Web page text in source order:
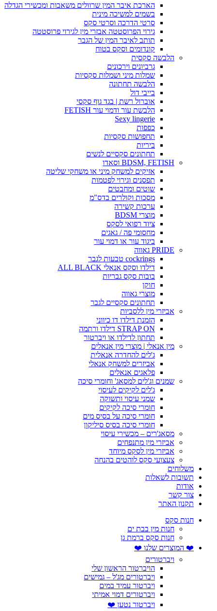
הארכת איבר המין שרוולים משאבות ומכשירי הגדלה
בשמים למשיכה מינית
סרטי הדרכה וסרטי סקס
גירוי הפרוסטטה אבזרי מין לגירוי פרוסטטה
תותב לאיבר המין של הגבר
קונדומים וסקס בטוח
הלבשה סקסית
גרביונים וירכונים
שמלות מיני ושמלות סקסיות
הלבשה תחתונה
בייבי דול
אוברול רשת | בגד גוף סקסי
הלבשת עור ודמוי עור FETISH
Sexy lingerie
כפפות
תחפושות סקסיות
ביריות
תחתונים סקסיים לנשים
BDSM, FETISH וסאדו
אזיקים למשחק מיני או משחקי שליטה
תפסנים וגירוי לפטמות
שוטים ומחבטים
מסכות וקולרים בדס"מ
ערכות קשירה
מוצרי BDSM
ציוד רפואי לסקס
מחסומי פה / גאגים
ביגוד עור או דמוי עור
PRIDE גאווה
cockrings טבעות לגבר
דילדו וסקס אנאלי ALL BLACK
בובות סקס גבריות
חוקן
מוצרי גאווה
תחתונים סקסיים לגבר
אביזרי מין ללסביות
הזמנת דילדו דו כיווני
STRAP ON דילדו ורתמה
תחתון לדילדו או ויברטור
מין אנאלי | מוצרי מין אנאלים
ג'לים להחדרה אנאלית
אביזרים למשחק אנאלי
פלאגים אנאלים
שמנים וג'לים למסאג' וחומרי סיכה
ג'לים לקיקים לעיסוי
שמני עיסוי ותשוקה
חומרי סיכה לקיקים
חומרי סיכה על בסיס מים
חומרי סיכה בסיס סיליקון
מסאג'רים – מכשירי עיסוי
אביזרי מין מתנפחים
אביזרי מין לסקס מיוחד
צעצועי סקס לוהטים בהנחה
משלוחים
תשובות לשאלות
אודות
צור קשר
תקנון האתר
חנות סקס
חנות מין בבת ים
חנות סקס ברמת גן
❤️ המוצרים שלנו ❤️
ויברטורים
הויברטור הראשון שלי
ויברטורים מג'ל – גמישים
ויברטור עמיד במים
ויברטורים דמוי אמיתי
ויברטור נטען ❤️